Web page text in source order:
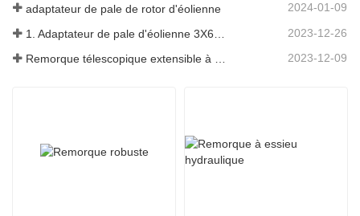
adaptateur de pale de rotor d'éolienne 2024-01-09
2023-12-26
2023-12-09